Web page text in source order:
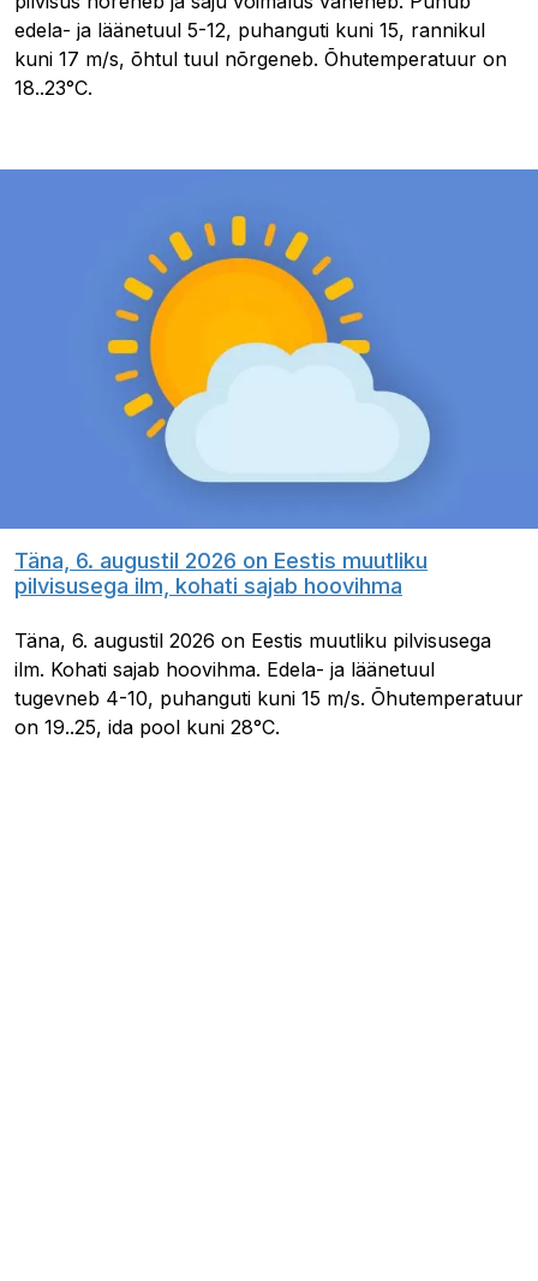
edela- ja läänetuul 5-12, puhanguti kuni 15, rannikul
kuni 17 m/s, õhtul tuul nõrgeneb. Õhutemperatuur on
18..23°C.
Täna, 6. augustil 2026 on Eestis muutliku
pilvisusega ilm, kohati sajab hoovihma
Täna, 6. augustil 2026 on Eestis muutliku pilvisusega
ilm. Kohati sajab hoovihma. Edela- ja läänetuul
tugevneb 4-10, puhanguti kuni 15 m/s. Õhutemperatuur
on 19..25, ida pool kuni 28°C.